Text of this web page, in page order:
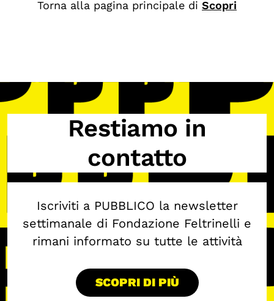
Biblioteca
Osservatori di ricerca
Progetti Nazionali
Progetti Internazionali
Pubblicazioni
Storie di Resistenza, ottant’anni dopo
Calendario civile
Elezioni dal mondo
OLTRE LA SCUOLA
Torna alla pagina principale di Scopri
Restiamo in
contatto
Iscriviti a PUBBLICO la newsletter
settimanale di Fondazione Feltrinelli e
rimani informato su tutte le attività
SCOPRI DI PIÙ